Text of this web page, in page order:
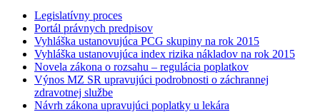
Legislatívny proces
Portál právnych predpisov
Vyhláška ustanovujúca PCG skupiny na rok 2015
Vyhláška ustanovujúca index rizika nákladov na rok 2015
Novela zákona o rozsahu – regulácia poplatkov
Výnos MZ SR upravujúci podrobnosti o záchrannej
zdravotnej službe
Návrh zákona upravujúci poplatky u lekára